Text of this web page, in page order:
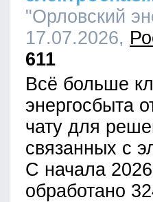
"Орловский
17.07.2026,
611
Всё больше
энергосбыта
чату для
связанных с
С начала
обработано